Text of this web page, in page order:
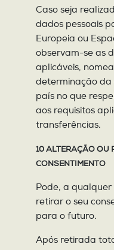
Caso seja
dados pessoais
Europeia ou
observam-se as
aplicáveis,
determinação
país no que
aos requisitos
transferências.
10 ALTERAÇÃO OU
CONSENTIMENTO
Pode, a
retirar o seu
para o futuro.
Após retirada